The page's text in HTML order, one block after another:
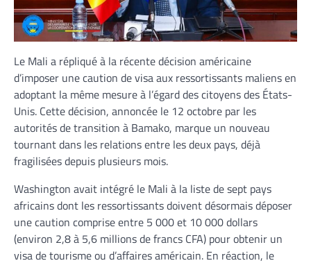
Le Mali a répliqué à la récente décision américaine
d’imposer une caution de visa aux ressortissants maliens en
adoptant la même mesure à l’égard des citoyens des États-
Unis. Cette décision, annoncée le 12 octobre par les
autorités de transition à Bamako, marque un nouveau
tournant dans les relations entre les deux pays, déjà
fragilisées depuis plusieurs mois.
Washington avait intégré le Mali à la liste de sept pays
africains dont les ressortissants doivent désormais déposer
une caution comprise entre 5 000 et 10 000 dollars
(environ 2,8 à 5,6 millions de francs CFA) pour obtenir un
visa de tourisme ou d’affaires américain. En réaction, le